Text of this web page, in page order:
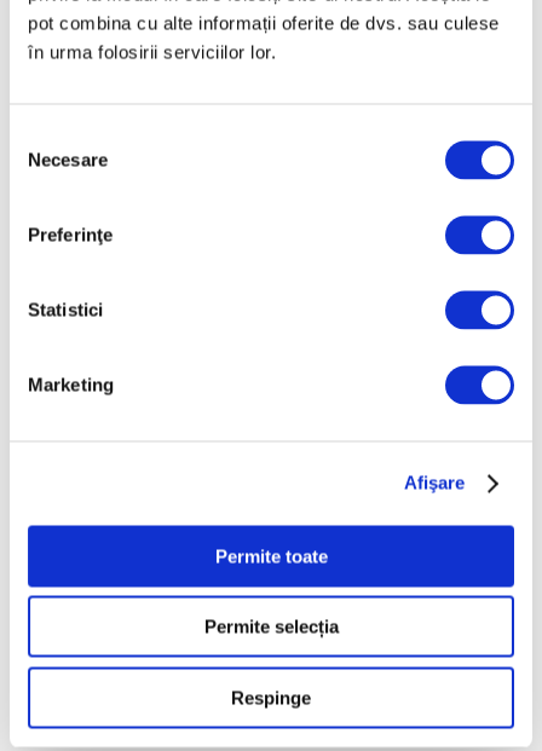
pot combina cu alte informații oferite de dvs. sau culese
în urma folosirii serviciilor lor.
consimțământului
Necesare
Preferinţe
Statistici
Marketing
Afişare
Permite toate
Permite selecția
Respinge
„Disclosures”, expoziție
Categorii
Iulie 2026